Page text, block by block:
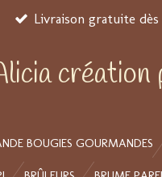
Livraison gratuite
création
BOUGIES GOURMANDES